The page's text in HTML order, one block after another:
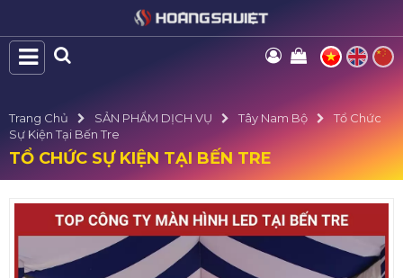
Trang Chủ SẢN PHẨM DỊCH VỤ Tây Nam Bộ
Tổ Chức
Sự Kiện Tại Bến Tre
TỔ CHỨC SỰ KIỆN TẠI BẾN TRE